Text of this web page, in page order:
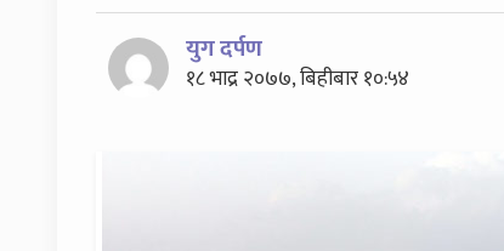
युग दर्पण
१८ भाद्र २०७७, बिहीबार १०:५४